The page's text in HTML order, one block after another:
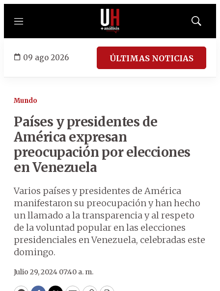
Menú
Mostrar
09 ago 2026 ÚLTIMAS NOTICIAS
Mundo
Países y presidentes de
América expresan
preocupación por elecciones
en Venezuela
Varios países y presidentes de América
manifestaron su preocupación y han hecho
un llamado a la transparencia y al respeto
de la voluntad popular en las elecciones
presidenciales en Venezuela, celebradas este
domingo.
Julio 29, 2024 07:40 a. m.